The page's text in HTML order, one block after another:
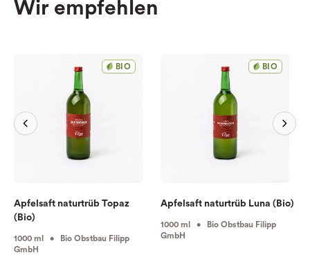
Wir empfehlen
BIO
Apfelsaft naturtrüb Topaz
(Bio)
1000 ml • Bio Obstbau Filipp
GmbH
BIO
Apfelsaft naturtrüb Luna (Bio)
1000 ml • Bio Obstbau Filipp
GmbH